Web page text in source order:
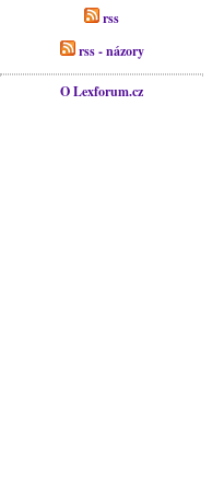
rss
rss - názory
O Lexforum.cz